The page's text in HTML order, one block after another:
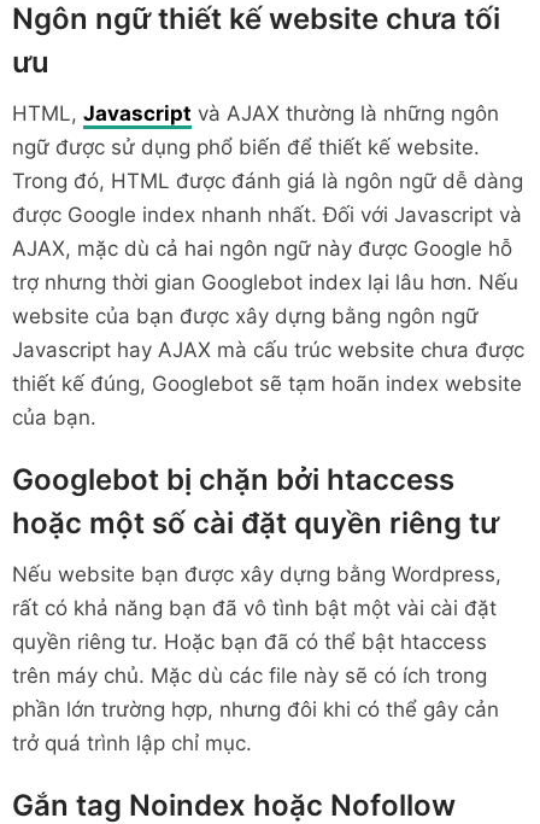
Ngôn ngữ thiết kế website chưa tối
ưu
HTML, Javascript và AJAX thường là những ngôn
ngữ được sử dụng phổ biến để thiết kế website.
Trong đó, HTML được đánh giá là ngôn ngữ dễ dàng
được Google index nhanh nhất. Đối với Javascript và
AJAX, mặc dù cả hai ngôn ngữ này được Google hỗ
trợ nhưng thời gian Googlebot index lại lâu hơn. Nếu
website của bạn được xây dựng bằng ngôn ngữ
Javascript hay AJAX mà cấu trúc website chưa được
thiết kế đúng, Googlebot sẽ tạm hoãn index website
của bạn.
Googlebot bị chặn bởi htaccess
hoặc một số cài đặt quyền riêng tư
Nếu website bạn được xây dựng bằng Wordpress,
rất có khả năng bạn đã vô tình bật một vài cài đặt
quyền riêng tư. Hoặc bạn đã có thể bật htaccess
trên máy chủ. Mặc dù các file này sẽ có ích trong
phần lớn trường hợp, nhưng đôi khi có thể gây cản
trở quá trình lập chỉ mục.
Gắn tag Noindex hoặc Nofollow